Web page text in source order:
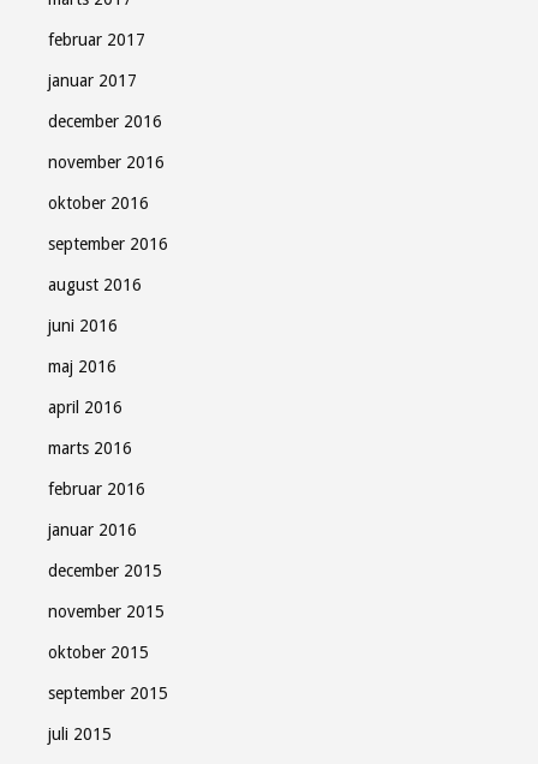
februar 2017
januar 2017
december 2016
november 2016
oktober 2016
september 2016
august 2016
juni 2016
maj 2016
april 2016
marts 2016
februar 2016
januar 2016
december 2015
november 2015
oktober 2015
september 2015
juli 2015